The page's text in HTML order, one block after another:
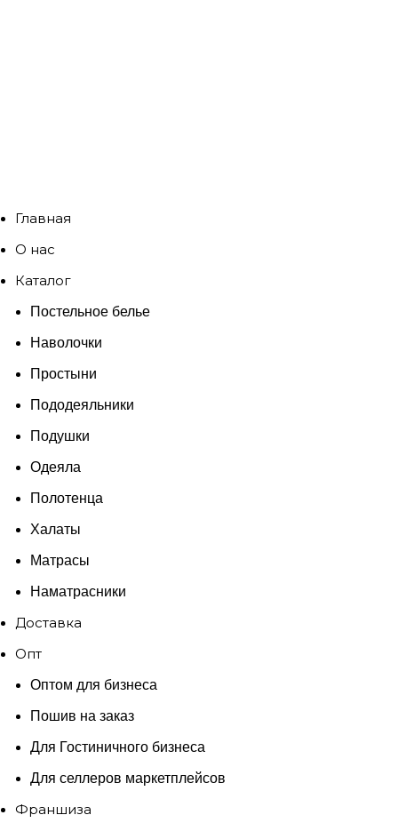
Главная
О нас
Каталог
Постельное белье
Наволочки
Простыни
Пододеяльники
Подушки
Одеяла
Полотенца
Халаты
Матрасы
Наматрасники
Доставка
Опт
Оптом для бизнеса
Пошив на заказ
Для Гостиничного бизнеса
Для селлеров маркетплейсов
Франшиза